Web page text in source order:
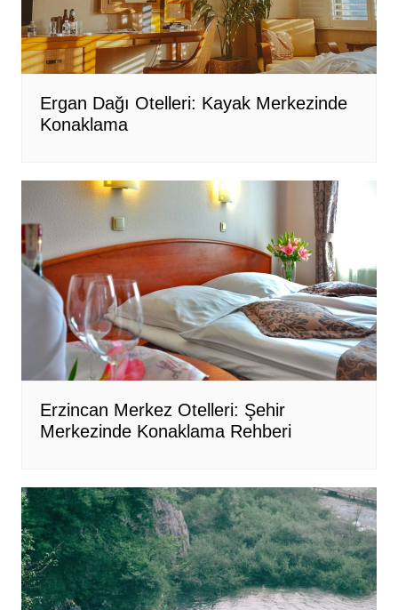
Ergan Dağı Otelleri: Kayak Merkezinde
Konaklama
Erzincan Merkez Otelleri: Şehir
Merkezinde Konaklama Rehberi